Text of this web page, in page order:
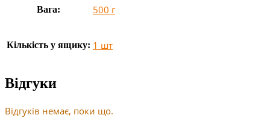
Вага: 500 г
Кількість у ящику: 1 шт
Відгуки
Відгуків немає, поки що.